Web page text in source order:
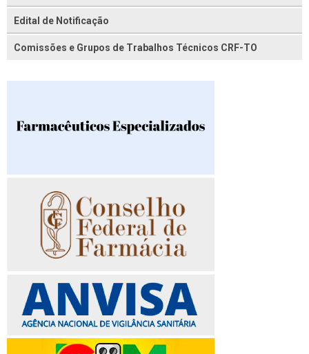
Edital de Notificação
Comissões e Grupos de Trabalhos Técnicos CRF-TO